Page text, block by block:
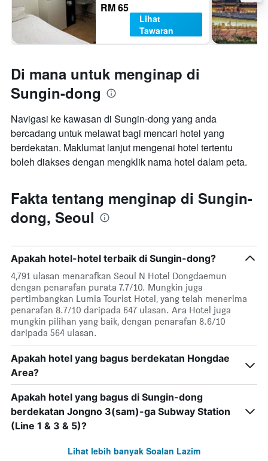
RM 65
Lihat
Tawaran
Di mana untuk menginap di
Sungin-dong
Navigasi ke kawasan di Sungin-dong yang anda
bercadang untuk melawat bagi mencari hotel yang
berdekatan. Maklumat lanjut mengenai hotel tertentu
boleh diakses dengan mengklik nama hotel dalam peta.
Fakta tentang menginap di Sungin-
dong, Seoul
Apakah hotel-hotel terbaik di Sungin-dong?
4,791 ulasan menarafkan Seoul N Hotel Dongdaemun
dengan penarafan purata 7.7/10. Mungkin juga
pertimbangkan Lumia Tourist Hotel, yang telah menerima
penarafan 8.7/10 daripada 647 ulasan. Ara Hotel juga
mungkin pilihan yang baik, dengan penarafan 8.6/10
daripada 564 ulasan.
Apakah hotel yang bagus berdekatan Hongdae
Area?
Apakah hotel yang bagus di Sungin-dong
berdekatan Jongno 3(sam)-ga Subway Station
(Line 1 & 3 & 5)?
Lihat lebih banyak Soalan Lazim